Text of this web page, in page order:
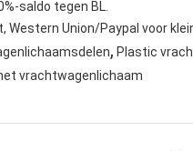
saldo tegen BL.
Western Union/Paypal voor
, Plastic
vrachtwagenlichaam